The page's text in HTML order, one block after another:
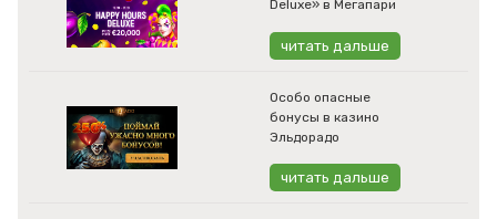
Deluxe» в Мегапари
читать дальше
Особо опасные
бонусы в казино
Эльдорадо
читать дальше